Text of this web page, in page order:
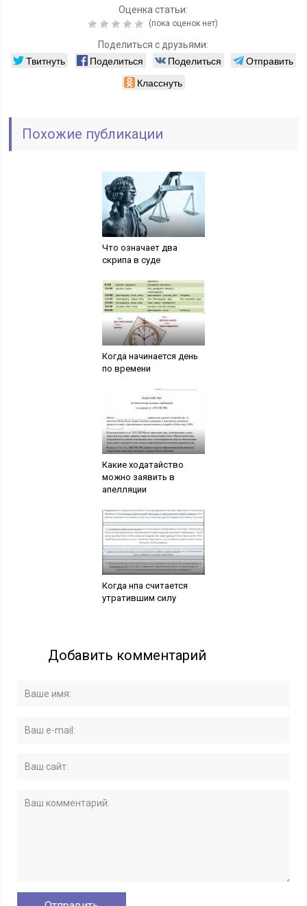
Оценка статьи:
(пока оценок нет)
Поделиться с друзьями:
Твитнуть Поделиться Поделиться
Отправить
Класснуть
Похожие публикации
Что означает два
скрипа в суде
Когда начинается день
по времени
Какие ходатайство
можно заявить в
апелляции
Когда нпа считается
утратившим силу
Добавить комментарий